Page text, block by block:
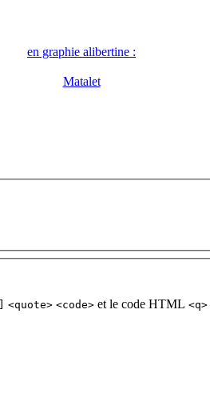
en graphie alibertine :
Matalet
<quote> <code> et le code HTML <q>